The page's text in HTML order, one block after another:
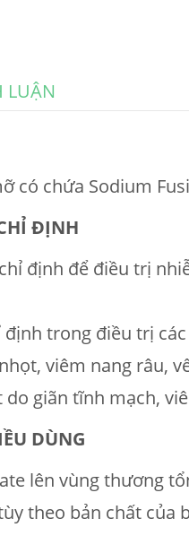
LUẬN
có chứa Sodium
ÐỊNH
định để điều trị
trong điều trị
viêm nang râu,
do giãn tĩnh mạch,
DÙNG
lên vùng thương
theo bản chất của